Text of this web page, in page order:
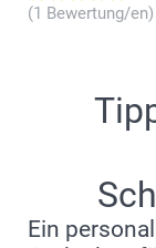
(1 Bewertung/en)
Ein